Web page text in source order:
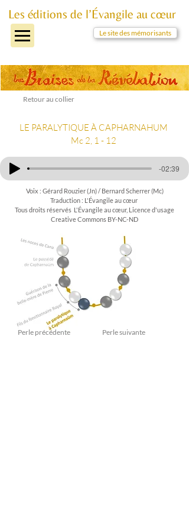
Les éditions de l’Évangile au cœur
Le site des mémorisants
Retour au collier
LE PARALYTIQUE À CAPHARNAHUM
Mc 2, 1 - 12
-02:39
Perle suivante
Perle précédente
Voix : Gérard Rouzier (Jn) / Bernard Scherrer (Mc)
Traduction : L'Évangile au cœur
Tous droits réservés L'Évangile au cœur, Licence d'usage
Creative Commons BY-NC-ND